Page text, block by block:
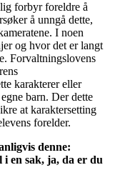
forbyr foreldre å
å unngå dette,
I noen
og hvor det er langt
Forvaltningslovens
karakterer eller
barn. Der dette
at karaktersetting
forelder.
denne:
i en sak, ja, da er du